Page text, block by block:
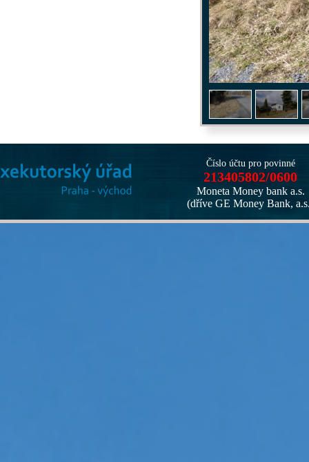
1/3
Číslo účtu pro povinné
213405802/0600
Moneta Money bank a.s.
(dříve GE Money Bank,